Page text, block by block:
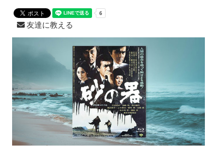
友達に教える